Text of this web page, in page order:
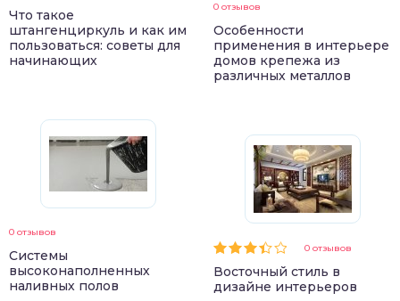
Что такое
штангенциркуль и как им
пользоваться: советы для
начинающих
0 отзывов
Системы
высоконаполненных
наливных полов
0 отзывов
Особенности
применения в интерьере
домов крепежа из
различных металлов
0 отзывов
Восточный стиль в
дизайне интерьеров